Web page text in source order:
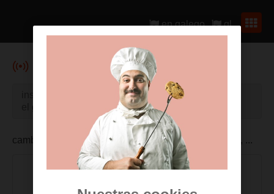
en galego gl
instala la app de R para tu dispositivo android en
cambio de contraseña, wificlientes, mejora tu red wifi, ...